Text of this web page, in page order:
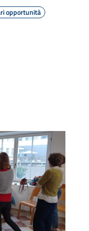
opportunità